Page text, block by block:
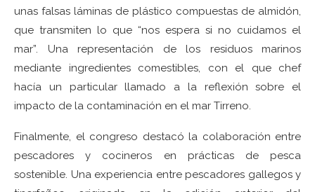
unas falsas láminas de plástico compuestas de almidón,
que transmiten lo que “nos espera si no cuidamos el
mar”. Una representación de los residuos marinos
mediante ingredientes comestibles, con el que chef
hacía un particular llamado a la reflexión sobre el
impacto de la contaminación en el mar Tirreno.
Finalmente, el congreso destacó la colaboración entre
pescadores y cocineros en prácticas de pesca
sostenible. Una experiencia entre pescadores gallegos y